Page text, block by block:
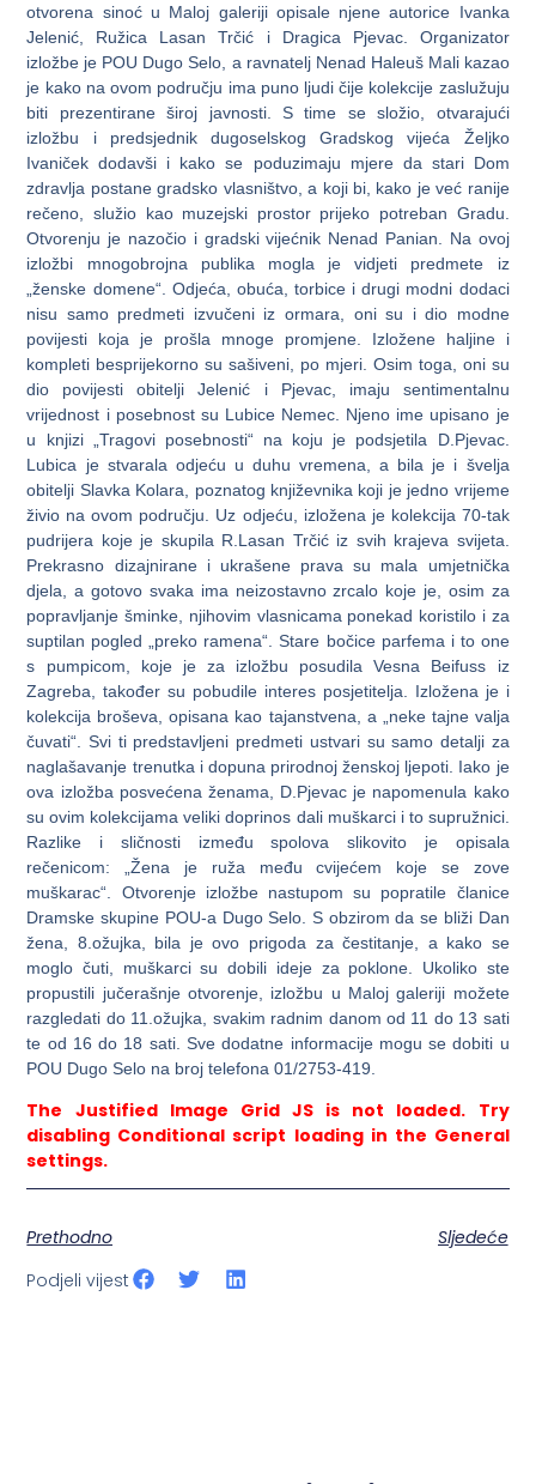
otvorena sinoć u Maloj galeriji opisale njene autorice Ivanka
Jelenić, Ružica Lasan Trčić i Dragica Pjevac. Organizator
izložbe je POU Dugo Selo, a ravnatelj Nenad Haleuš Mali kazao
je kako na ovom području ima puno ljudi čije kolekcije zaslužuju
biti prezentirane široj javnosti. S time se složio, otvarajući
izložbu i predsjednik dugoselskog Gradskog vijeća Željko
Ivaniček dodavši i kako se poduzimaju mjere da stari Dom
zdravlja postane gradsko vlasništvo, a koji bi, kako je već ranije
rečeno, služio kao muzejski prostor prijeko potreban Gradu.
Otvorenju je nazočio i gradski vijećnik Nenad Panian. Na ovoj
izložbi mnogobrojna publika mogla je vidjeti predmete iz
„ženske domene“. Odjeća, obuća, torbice i drugi modni dodaci
nisu samo predmeti izvučeni iz ormara, oni su i dio modne
povijesti koja je prošla mnoge promjene. Izložene haljine i
kompleti besprijekorno su sašiveni, po mjeri. Osim toga, oni su
dio povijesti obitelji Jelenić i Pjevac, imaju sentimentalnu
vrijednost i posebnost su Lubice Nemec. Njeno ime upisano je
u knjizi „Tragovi posebnosti“ na koju je podsjetila D.Pjevac.
Lubica je stvarala odjeću u duhu vremena, a bila je i švelja
obitelji Slavka Kolara, poznatog književnika koji je jedno vrijeme
živio na ovom području. Uz odjeću, izložena je kolekcija 70-tak
pudrijera koje je skupila R.Lasan Trčić iz svih krajeva svijeta.
Prekrasno dizajnirane i ukrašene prava su mala umjetnička
djela, a gotovo svaka ima neizostavno zrcalo koje je, osim za
popravljanje šminke, njihovim vlasnicama ponekad koristilo i za
suptilan pogled „preko ramena“. Stare bočice parfema i to one
s pumpicom, koje je za izložbu posudila Vesna Beifuss iz
Zagreba, također su pobudile interes posjetitelja. Izložena je i
kolekcija broševa, opisana kao tajanstvena, a „neke tajne valja
čuvati“. Svi ti predstavljeni predmeti ustvari su samo detalji za
naglašavanje trenutka i dopuna prirodnoj ženskoj ljepoti. Iako je
ova izložba posvećena ženama, D.Pjevac je napomenula kako
su ovim kolekcijama veliki doprinos dali muškarci i to supružnici.
Razlike i sličnosti između spolova slikovito je opisala
rečenicom: „Žena je ruža među cvijećem koje se zove
muškarac“. Otvorenje izložbe nastupom su popratile članice
Dramske skupine POU-a Dugo Selo. S obzirom da se bliži Dan
žena, 8.ožujka, bila je ovo prigoda za čestitanje, a kako se
moglo čuti, muškarci su dobili ideje za poklone. Ukoliko ste
propustili jučerašnje otvorenje, izložbu u Maloj galeriji možete
razgledati do 11.ožujka, svakim radnim danom od 11 do 13 sati
te od 16 do 18 sati. Sve dodatne informacije mogu se dobiti u
POU Dugo Selo na broj telefona 01/2753-419.
The Justified Image Grid JS is not loaded. Try
disabling Conditional script loading in the General
settings.
Prethodno
Sljedeće
Podjeli vijest